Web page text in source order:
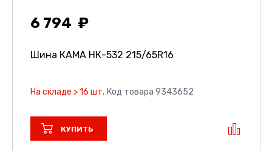
6 794
Шина КАМА НК-532 215/65R16
На складе > 16 шт. Код товара 9343652
КУПИТЬ